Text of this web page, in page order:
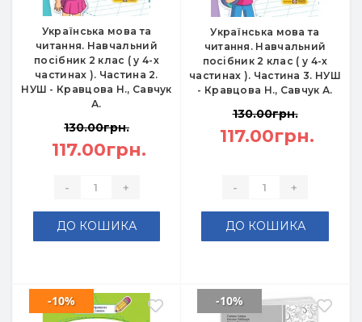
Українська мова та
читання. Навчальний
посібник 2 клас ( у 4-х
частинах ). Частина 2.
НУШ - Кравцова Н., Савчук
А.
130.00грн.
117.00грн.
- +
ДО КОШИКА
Українська мова та
читання. Навчальний
посібник 2 клас ( у 4-х
частинах ). Частина 3. НУШ
- Кравцова Н., Савчук А.
130.00грн.
117.00грн.
- +
ДО КОШИКА
-10% -10%